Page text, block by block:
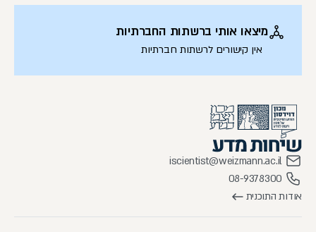
מיצאו אותי ברשתות החברתיות
אין קישורים לרשתות חברתיות
אודות התוכנית
08-9378300
iscientist@weizmann.ac.il